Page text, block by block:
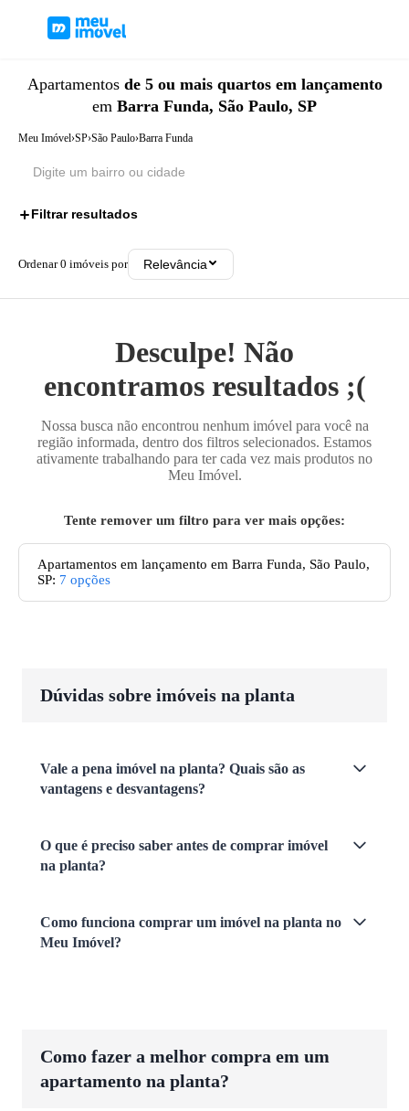
Apartamentos de 5 ou mais quartos em lançamento
em Barra Funda, São Paulo, SP
Meu Imóvel›SP›São Paulo›Barra Funda
Filtrar resultados
Ordenar0 imóveis por Relevância
Desculpe! Não
encontramos resultados ;(
Nossa busca não encontrou nenhum imóvel para você na
região informada, dentro dos filtros selecionados. Estamos
ativamente trabalhando para ter cada vez mais produtos no
Meu Imóvel.
Tente remover um filtro para ver mais opções:
Apartamentos em lançamento em Barra Funda, São Paulo,
SP: 7 opções
Dúvidas sobre imóveis na planta
Vale a pena imóvel na planta? Quais são as
vantagens e desvantagens?
O que é preciso saber antes de comprar imóvel
na planta?
Como funciona comprar um imóvel na planta no
Meu Imóvel?
Como fazer a melhor compra em um
apartamento na planta?